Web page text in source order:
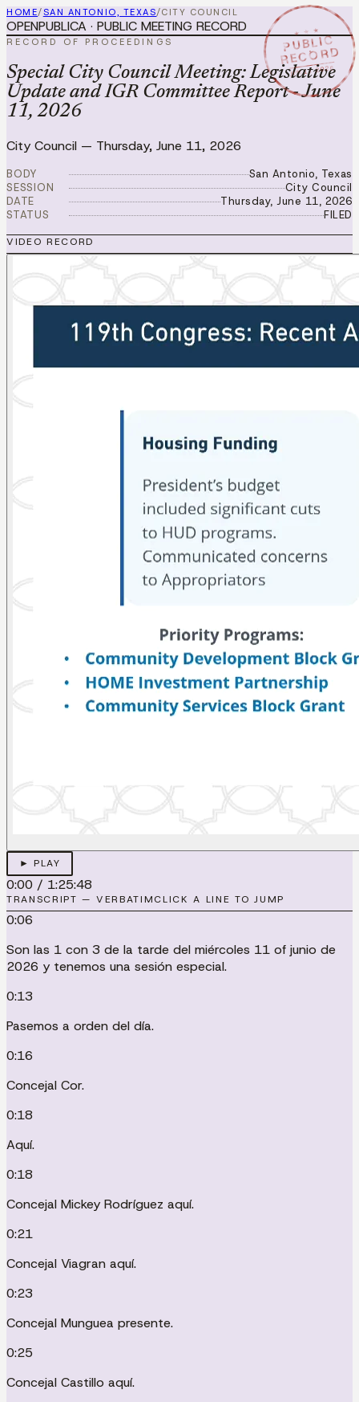
HOME/SAN ANTONIO, TEXAS/CITY COUNCIL
★ ★ ★
PUBLIC
RECORD
JUN 11 2026
OPENPUBLICA · PUBLIC MEETING RECORD
RECORD OF PROCEEDINGS
Special City Council Meeting: Legislative
Update and IGR Committee Report - June
11, 2026
City Council — Thursday, June 11, 2026
BODY
San Antonio, Texas
SESSION
City Council
DATE
Thursday, June 11, 2026
STATUS
FILED
VIDEO RECORD
► PLAY
0:00 / 1:25:48
TRANSCRIPT — VERBATIMCLICK A LINE TO JUMP
0:06
Son las 1 con 3 de la tarde del miércoles 11 of junio de
2026 y tenemos una sesión especial.
0:13
Pasemos a orden del día.
0:16
Concejal Cor.
0:18
Aquí.
0:18
Concejal Mickey Rodríguez aquí.
0:21
Concejal Viagran aquí.
0:23
Concejal Munguea presente.
0:25
Concejal Castillo aquí.